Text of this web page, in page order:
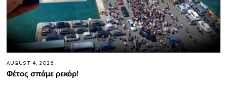
AUGUST 4, 2026
Φέτος σπάμε ρεκόρ!